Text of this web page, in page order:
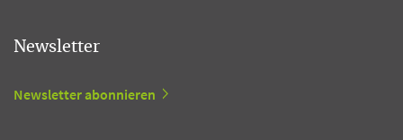
Newsletter
Newsletter abonnieren